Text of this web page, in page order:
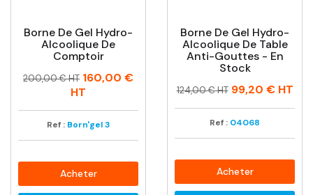
Borne De Gel Hydro-
Alcoolique De
Comptoir
Prix
Prix
200,00 € HT 160,00 €
HT
Ref : Born'gel 3
Acheter
Borne De Gel Hydro-
Alcoolique De Table
Anti-Gouttes - En
Stock
Prix
Prix
124,00 € HT 99,20 €HT
Ref : 04068
Acheter